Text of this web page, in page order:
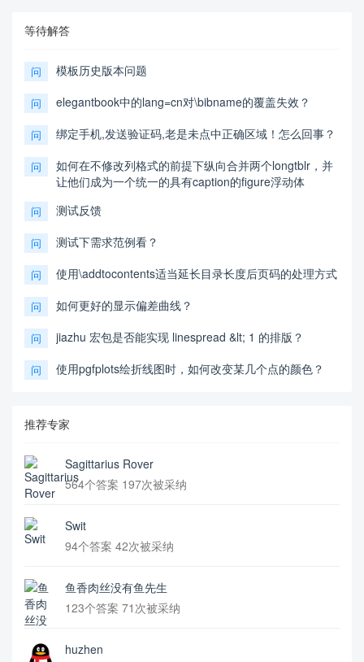
等待解答
问 模板历史版本问题
问 elegantbook中的lang=cn对\bibname的覆盖失效？
问 绑定手机,发送验证码,老是未点中正确区域！怎么回事？
问
如何在不修改列格式的前提下纵向合并两个longtblr，并
让他们成为一个统一的具有caption的figure浮动体
问 测试反馈
问 测试下需求范例看？
问 使用\addtocontents适当延长目录长度后页码的处理方式
问 如何更好的显示偏差曲线？
问 jiazhu 宏包是否能实现 linespread &lt; 1 的排版？
问 使用pgfplots绘折线图时，如何改变某几个点的颜色？
推荐专家
Sagittarius Rover
564个答案 197次被采纳
Swit
94个答案 42次被采纳
鱼香肉丝没有鱼先生
123个答案 71次被采纳
huzhen